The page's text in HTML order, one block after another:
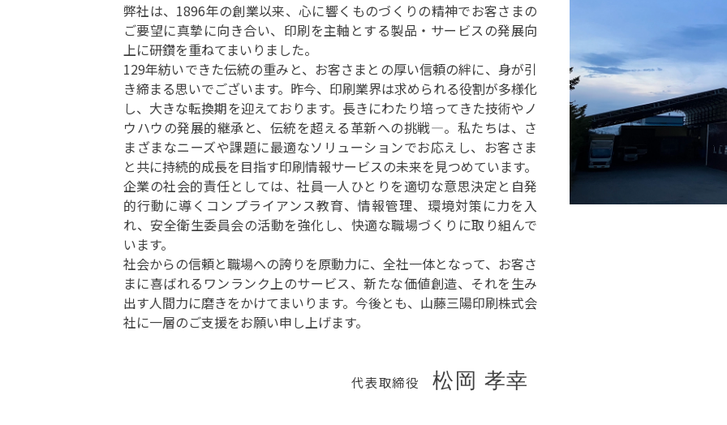
弊社は、1896年の創業以来、心に響くものづくりの精神でお客さまの
ご要望に真摯に向き合い、印刷を主軸とする製品・サービスの発展向
上に研鑽を重ねてまいりました。
129年紡いできた伝統の重みと、お客さまとの厚い信頼の絆に、身が引
き締まる思いでございます。昨今、印刷業界は求められる役割が多様化
し、大きな転換期を迎えております。長きにわたり培ってきた技術やノ
ウハウの発展的継承と、伝統を超える革新への挑戦―。私たちは、さ
まざまなニーズや課題に最適なソリューションでお応えし、お客さま
と共に持続的成長を目指す印刷情報サービスの未来を見つめています。
企業の社会的責任としては、社員一人ひとりを適切な意思決定と自発
的行動に導くコンプライアンス教育、情報管理、環境対策に力を入
れ、安全衛生委員会の活動を強化し、快適な職場づくりに取り組んで
います。
社会からの信頼と職場への誇りを原動力に、全社一体となって、お客さ
まに喜ばれるワンランク上のサービス、新たな価値創造、それを生み
出す人間力に磨きをかけてまいります。今後とも、山藤三陽印刷株式会
社に一層のご支援をお願い申し上げます。
代表取締役 松岡 孝幸